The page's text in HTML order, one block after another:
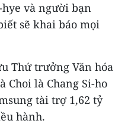
và người bạn
sẽ khai báo mọi
Thứ trưởng Văn hóa
Choi là Chang Si-ho
tài trợ 1,62 tỷ
hành.